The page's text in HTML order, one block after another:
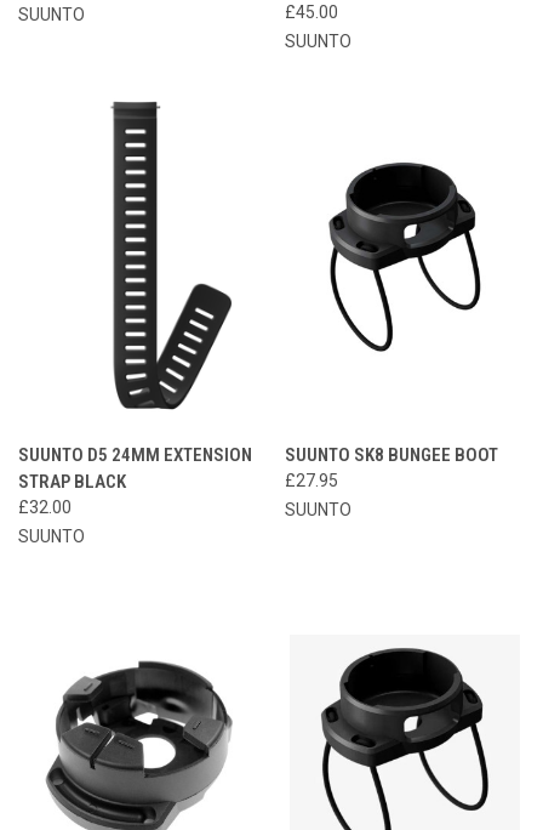
SUUNTO
£45.00
SUUNTO
SUUNTO D5 24MM EXTENSION
STRAP BLACK
£32.00
SUUNTO
SUUNTO SK8 BUNGEE BOOT
£27.95
SUUNTO